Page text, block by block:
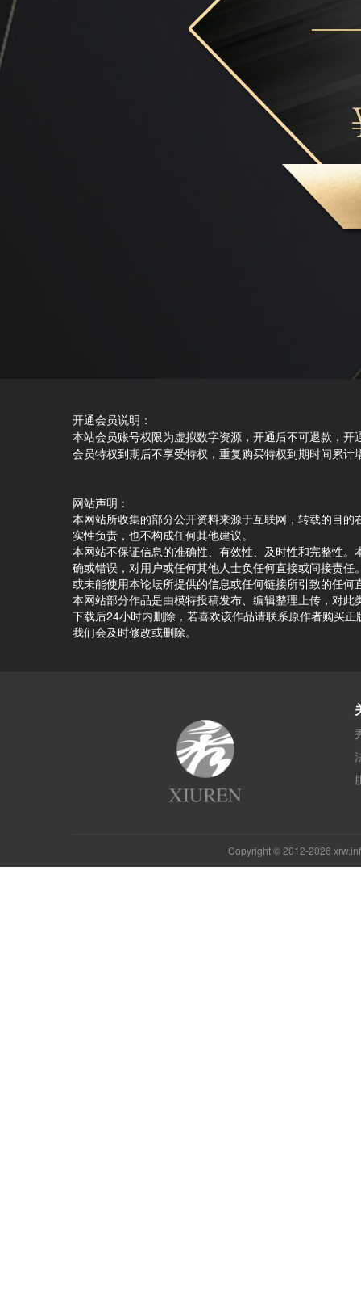
开通会员说明：
本站会员账号权限为虚拟数字资源，开通后不可退款，
会员特权到期后不享受特权，重复购买特权到期时间累计
网站声明：
本网站所收集的部分公开资料来源于互联网，转载的目
实性负责，也不构成任何其他建议。
本网站不保证信息的准确性、有效性、及时性和完整性
确或错误，对用户或任何其他人士负任何直接或间接责
或未能使用本论坛所提供的信息或任何链接所引致的任
本网站部分作品是由模特投稿发布、编辑整理上传，对
下载后24小时内删除，若喜欢该作品请联系原作者购买
我们会及时修改或删除。
Copyright © 2012-2026